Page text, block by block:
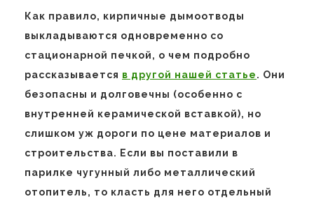
Как правило, кирпичные дымоотводы
выкладываются одновременно со
стационарной печкой, о чем подробно
рассказывается в другой нашей статье. Они
безопасны и долговечны (особенно с
внутренней керамической вставкой), но
слишком уж дороги по цене материалов и
строительства. Если вы поставили в
парилке чугунный либо металлический
отопитель, то класть для него отдельный